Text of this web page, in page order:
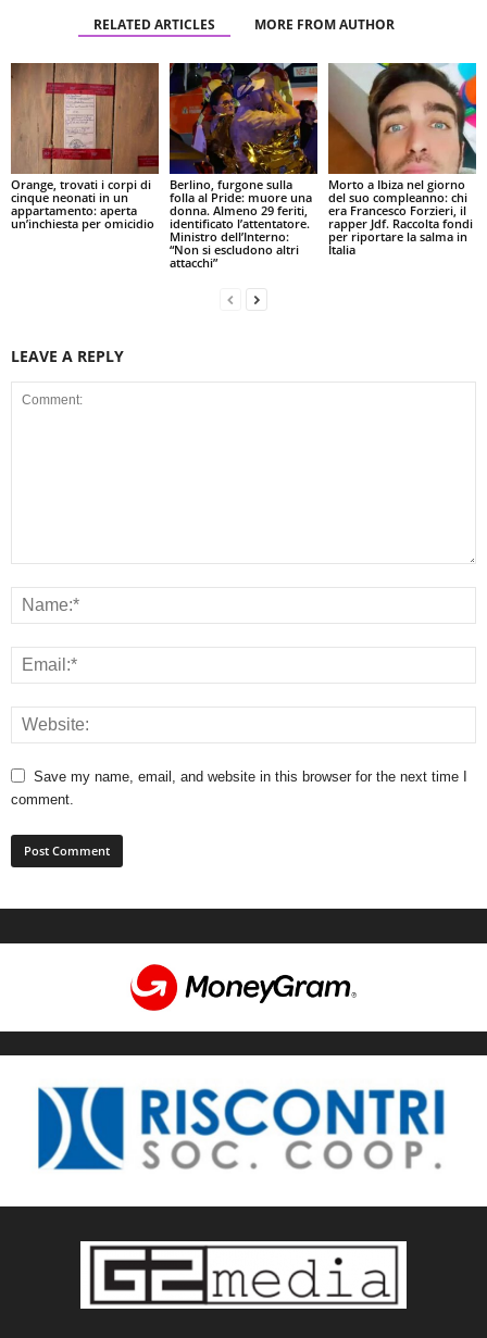
RELATED ARTICLES MORE FROM AUTHOR
Orange, trovati i corpi di
cinque neonati in un
appartamento: aperta
un’inchiesta per omicidio
Berlino, furgone sulla
folla al Pride: muore una
donna. Almeno 29 feriti,
identificato l’attentatore.
Ministro dell’Interno:
“Non si escludono altri
attacchi”
Morto a Ibiza nel giorno
del suo compleanno: chi
era Francesco Forzieri, il
rapper Jdf. Raccolta fondi
per riportare la salma in
Italia
LEAVE A REPLY
Save my name, email, and website in this browser for the next time I
comment.